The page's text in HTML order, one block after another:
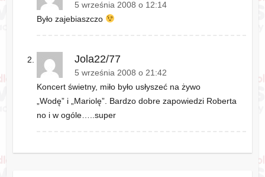
5 września 2008 o 12:14
Było zajebiaszczo
Jola22/77
5 września 2008 o 21:42
Koncert świetny, miło było usłyszeć na żywo
„Wodę” i „Mariolę”. Bardzo dobre zapowiedzi Roberta
no i w ogóle…..super